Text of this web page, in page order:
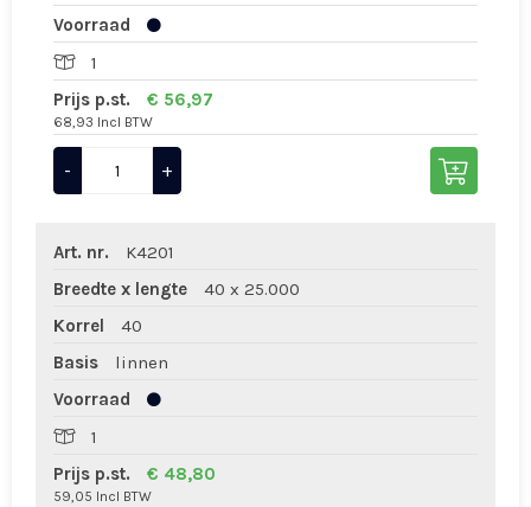
Voorraad
1
Prijs p.st.
€ 56,97
68,93 Incl BTW
- +
Art. nr.
K4201
Breedte x lengte
40 x 25.000
Korrel
40
Basis
linnen
Voorraad
1
Prijs p.st.
€ 48,80
59,05 Incl BTW